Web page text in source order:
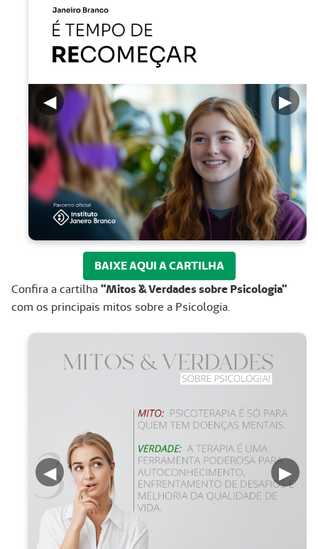
◀ ▶
BAIXE AQUI A CARTILHA
Confira a cartilha "Mitos ¨& Verdades sobre Psicologia"
com os principais mitos sobre a Psicologia.
◀ ▶